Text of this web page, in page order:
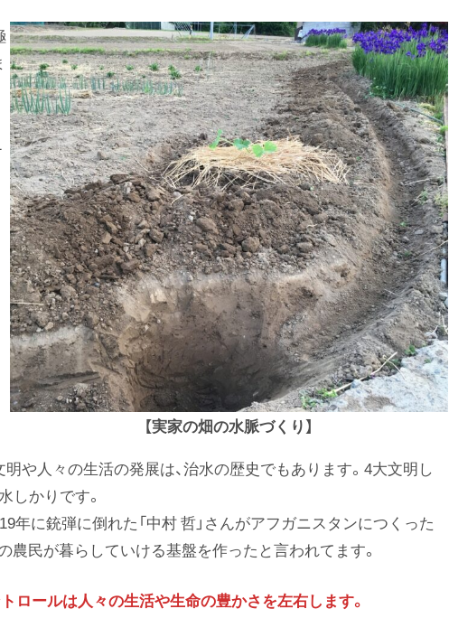
【実家の畑の水脈づくり】
明や人々の生活の発展は、治水の歴史でもあります。4大文明し
しかりです。
年に銃弾に倒れた「中村 哲」さんがアフガニスタンにつくった
農民が暮らしていける基盤を作ったと言われてます。
トロールは人々の生活や生命の豊かさを左右します。